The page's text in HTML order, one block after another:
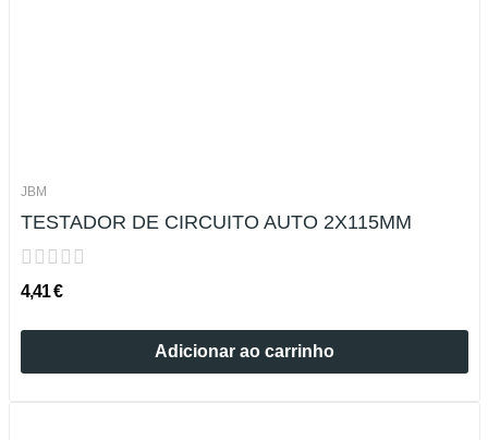
JBM
TESTADOR DE CIRCUITO AUTO 2X115MM
4,41 €
Adicionar ao carrinho